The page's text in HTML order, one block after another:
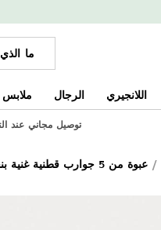
اللانجيري الرجال ملابس
توصيل مجاني عند التسوق
/ عبوة من 5 جوارب قطنية غنية بنخيل كول آند فريش™